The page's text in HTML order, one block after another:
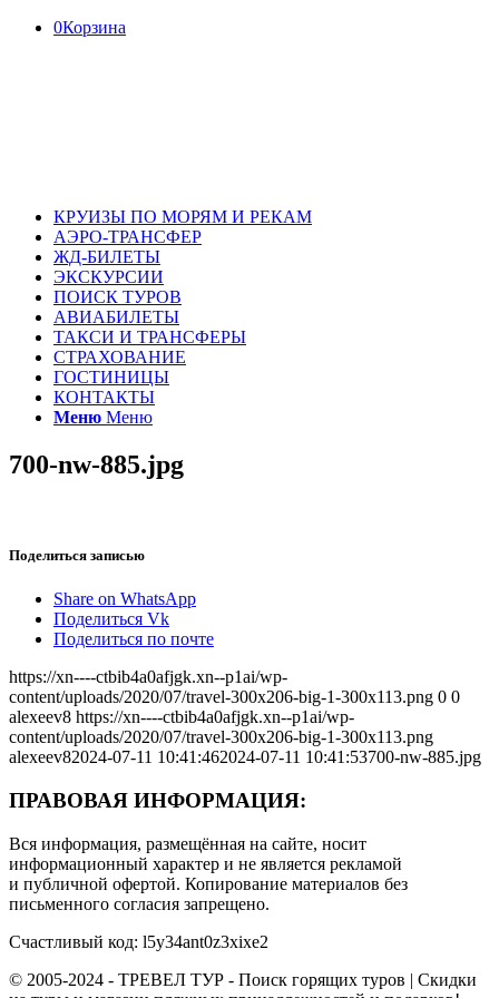
0Корзина
КРУИЗЫ ПО МОРЯМ И РЕКАМ
АЭРО-ТРАНСФЕР
ЖД-БИЛЕТЫ
ЭКСКУРСИИ
ПОИСК ТУРОВ
АВИАБИЛЕТЫ
ТАКСИ И ТРАНСФЕРЫ
СТРАХОВАНИЕ
ГОСТИНИЦЫ
КОНТАКТЫ
Меню Меню
700-nw-885.jpg
Поделиться записью
Share on WhatsApp
Поделиться Vk
Поделиться по почте
https://xn----ctbib4a0afjgk.xn--p1ai/wp-
content/uploads/2020/07/travel-300x206-big-1-300x113.png 0 0
alexeev8 https://xn----ctbib4a0afjgk.xn--p1ai/wp-
content/uploads/2020/07/travel-300x206-big-1-300x113.png
alexeev82024-07-11 10:41:462024-07-11 10:41:53700-nw-885.jpg
ПРАВОВАЯ ИНФОРМАЦИЯ:
Вся информация, размещённая на сайте, носит
информационный характер и не является рекламой
и публичной офертой. Копирование материалов без
письменного согласия запрещено.
Счастливый код: l5y34ant0z3xixe2
© 2005-2024 - ТРЕВЕЛ ТУР - Поиск горящих туров | Скидки